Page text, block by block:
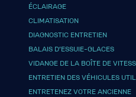
ÉCLAIRAGE
CLIMATISATION
DIAGNOSTIC ENTRETIEN
BALAIS D’ESSUIE-GLACES
VIDANGE DE LA BOÎTE DE
ENTRETIEN DES VÉHICULES
ENTRETENEZ VOTRE ANCIENNE